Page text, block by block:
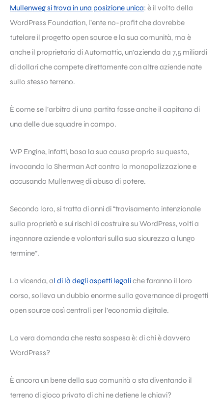
Mullenweg si trova in una posizione unica: è il volto della
WordPress Foundation, l’ente no-profit che dovrebbe
tutelare il progetto open source e la sua comunità, ma è
anche il proprietario di Automattic, un’azienda da 7,5 miliardi
di dollari che compete direttamente con altre aziende nate
sullo stesso terreno.
È come se l’arbitro di una partita fosse anche il capitano di
una delle due squadre in campo.
WP Engine, infatti, basa la sua causa proprio su questo,
invocando lo Sherman Act contro la monopolizzazione e
accusando Mullenweg di abuso di potere.
Secondo loro, si tratta di anni di “travisamento intenzionale
sulla proprietà e sui rischi di costruire su WordPress, volti a
ingannare aziende e volontari sulla sua sicurezza a lungo
termine”.
La vicenda, al di là degli aspetti legaliche faranno il loro
corso, solleva un dubbio enorme sulla governance di progetti
open source così centrali per l’economia digitale.
La vera domanda che resta sospesa è: di chi è davvero
WordPress?
È ancora un bene della sua comunità o sta diventando il
terreno di gioco privato di chi ne detiene le chiavi?